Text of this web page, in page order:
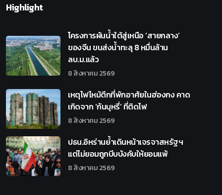
Highlight
โครงการผันน้ำใต้สู่เหนือ ‘สายกลาง’
ของจีน ขนส่งน้ำทะลุ 8 หมื่นล้าน
ลบ.ม.แล้ว
8 สิงหาคม 2569
เหตุไฟไหม้ตึกที่พักอาศัยในฮ่องกง คาด
เกิดจาก ‘ก้นบุหรี่’ ที่ติดไฟ
8 สิงหาคม 2569
ปธน.อิหร่านย้ำเดินหน้าเจรจาสหรัฐฯ
แต่ไม่ยอมถูกบีบบังคับให้ยอมแพ้
8 สิงหาคม 2569